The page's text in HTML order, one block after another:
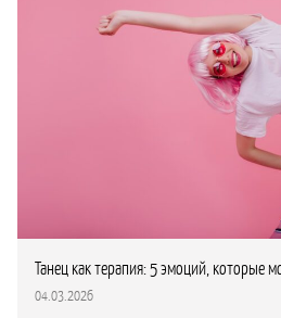
Танец как терапия: 5 эмоций, которые
04.03.2026